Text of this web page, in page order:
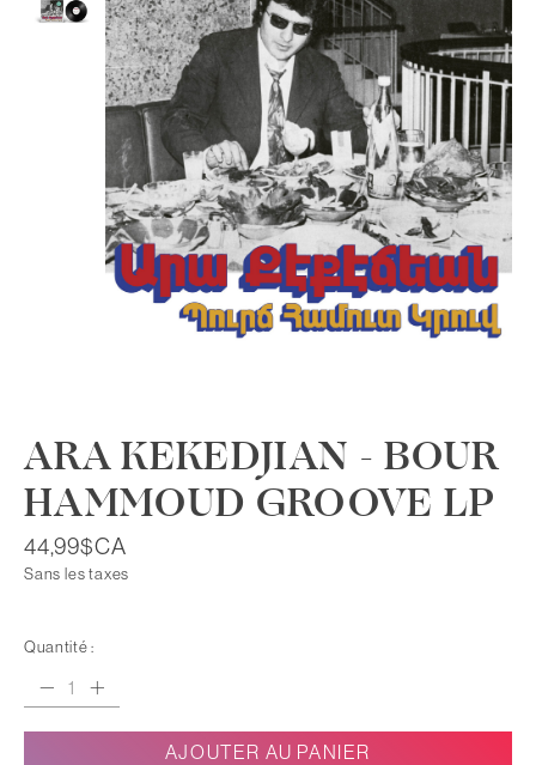
ARA KEKEDJIAN - BOUR
HAMMOUD GROOVE LP
44,99$CA
Sans les taxes
Quantité :
AJOUTER AU PANIER